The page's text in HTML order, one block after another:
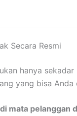
Secara Resmi
hanya
yang bisa
mata pelanggan